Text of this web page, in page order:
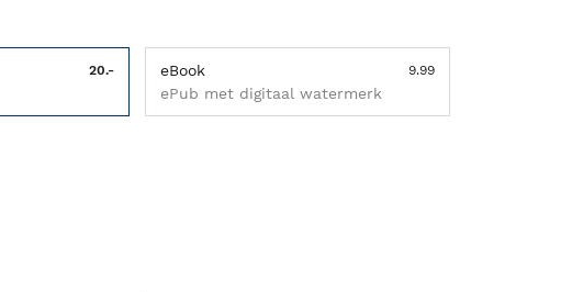
20.- eBook 9.99
ePub met digitaal watermerk